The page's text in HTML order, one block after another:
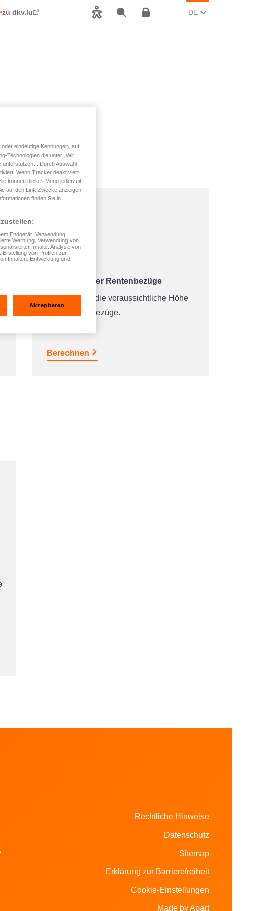
zu dkv.lu
Suchen
BarrierefreiheitKundenbereich
AKTUELLE SPRACHE
DE(DEUTSCH)
Simulator Ihrer Rentenbezüge
Ermitteln Sie die voraussichtliche Höhe
Ihrer Rentenbezüge.
Berechnen
Rechtliche Hinweise
Datenschutz
Sitemap
Erklärung zur Barrierefreiheit
Cookie-Einstellungen
Made by Apart
eindeutige Kennungen, auf
Technologien die unter „Wir
unterstützen. . Durch Auswahl
Wenn Tracker deaktiviert
können dieses Menü jederzeit
auf den Link Zwecke anzeigen
finden Sie in
Endgerät. Verwendung
Werbung. Verwendung von
Inhalte. Analyse von
Erstellung von Profilen zur
Inhalten. Entwicklung und
Akzeptieren